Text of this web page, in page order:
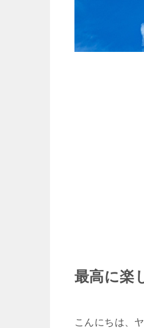
最高に楽
こんにちは、